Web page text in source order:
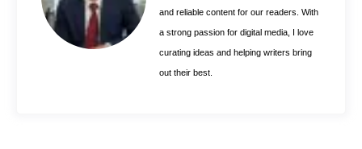
t
and reliable content for our readers. With
a strong passion for digital media, I love
curating ideas and helping writers bring
out their best.